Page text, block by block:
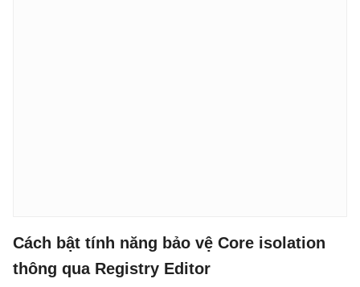
Cách bật tính năng bảo vệ Core isolation
thông qua Registry Editor